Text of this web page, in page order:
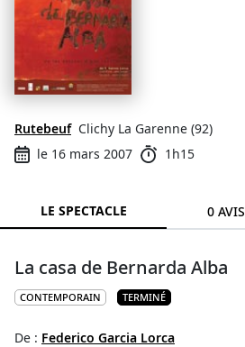
Rutebeuf Clichy La Garenne (92)
le 16 mars 2007
1h15
LE SPECTACLE 0 AVIS
La casa de Bernarda Alba
CONTEMPORAIN TERMINÉ
De : Federico Garcia Lorca